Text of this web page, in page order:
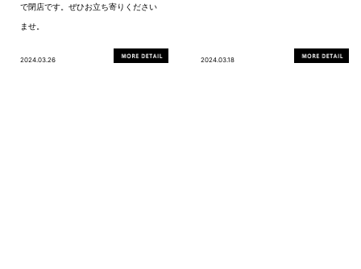
で閉店です。ぜひお立ち寄りください
ませ。
2024.03.26 2024.03.18